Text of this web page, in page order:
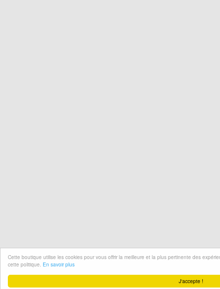
J'accepte !
Cette boutique utilise les cookies pour vous offrir la meilleure et la plus pertinente des
cette politique. En savoir plus